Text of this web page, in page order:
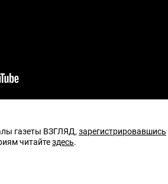
газеты ВЗГЛЯД,зарегистрировавшись
читайтездесь.